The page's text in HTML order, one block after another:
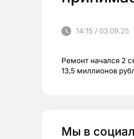
14:15 / 03.09.25
Ремонт начался 2
13,5 миллионов
Мы в